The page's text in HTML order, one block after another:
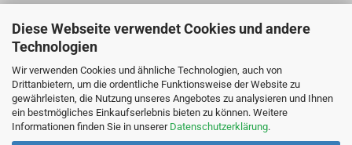
Diese Webseite verwendet Cookies und andere
Technologien
Wir verwenden Cookies und ähnliche Technologien, auch von
Drittanbietern, um die ordentliche Funktionsweise der Website zu
gewährleisten, die Nutzung unseres Angebotes zu analysieren und Ihnen
ein bestmögliches Einkaufserlebnis bieten zu können. Weitere
Informationen finden Sie in unserer Datenschutzerklärung.